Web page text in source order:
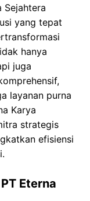
Sejahtera
yang tepat
hanya
juga
layanan purna
Karya
strategis
efisiensi
Eterna